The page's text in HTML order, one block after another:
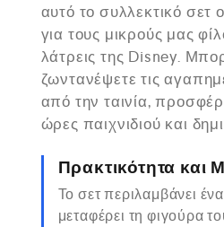
αυτό το συλλεκτικό σετ
για τους μικρούς μας
λάτρεις της Disney.
ζωντανέψετε τις
από την ταινία,
ώρες παιχνιδιού και
Πρακτικότητα και
Το σετ περιλαμβάνει
μεταφέρει τη φιγούρα